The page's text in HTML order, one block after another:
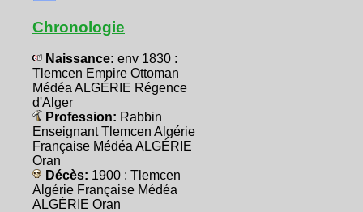
Chronologie
Naissance: env 1830 :
Tlemcen Empire Ottoman
Médéa ALGÉRIE Régence
d'Alger
Profession: Rabbin
Enseignant Tlemcen Algérie
Française Médéa ALGÉRIE
Oran
Décès: 1900 : Tlemcen
Algérie Française Médéa
ALGÉRIE Oran